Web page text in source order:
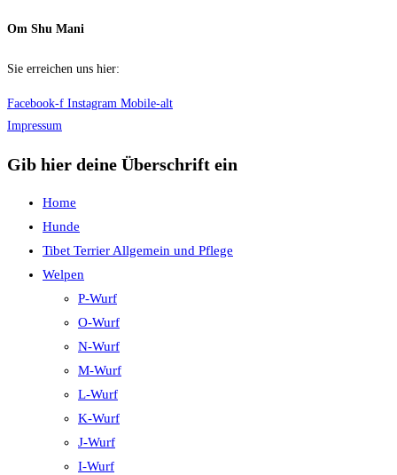
Om Shu Mani
Sie erreichen uns hier:
Facebook-f Instagram Mobile-alt
Impressum
Gib hier deine Überschrift ein
Home
Hunde
Tibet Terrier Allgemein und Pflege
Welpen
P-Wurf
O-Wurf
N-Wurf
M-Wurf
L-Wurf
K-Wurf
J-Wurf
I-Wurf